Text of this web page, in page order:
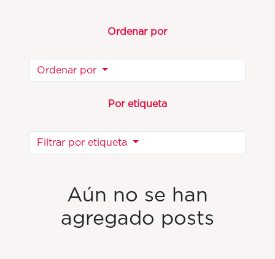
Ordenar por
Ordenar por
Por etiqueta
Filtrar por etiqueta
Aún no se han
agregado posts